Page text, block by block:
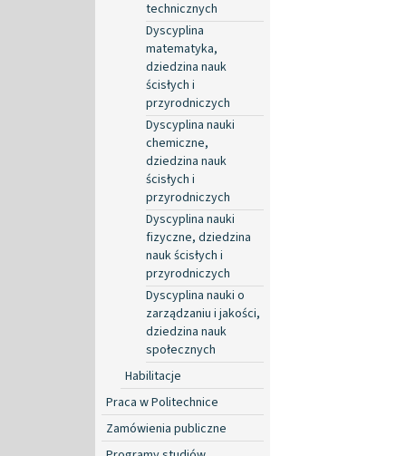
technicznych
Dyscyplina
matematyka,
dziedzina nauk
ścisłych i
przyrodniczych
Dyscyplina nauki
chemiczne,
dziedzina nauk
ścisłych i
przyrodniczych
Dyscyplina nauki
fizyczne, dziedzina
nauk ścisłych i
przyrodniczych
Dyscyplina nauki o
zarządzaniu i jakości,
dziedzina nauk
społecznych
Habilitacje
Praca w Politechnice
Zamówienia publiczne